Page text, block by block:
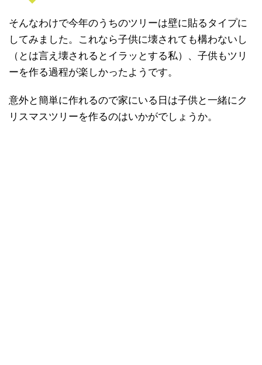
そんなわけで今年のうちのツリーは壁に貼るタイプに
してみました。これなら子供に壊されても構わないし
（とは言え壊されるとイラッとする私）、子供もツリ
ーを作る過程が楽しかったようです。
意外と簡単に作れるので家にいる日は子供と一緒にク
リスマスツリーを作るのはいかがでしょうか。